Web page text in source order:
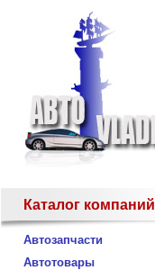
Каталог компаний
Автозапчасти
Автотовары